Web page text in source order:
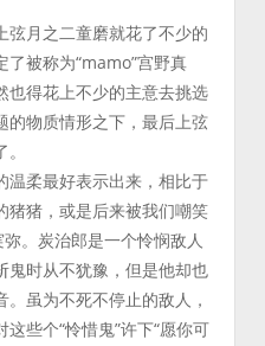
弦月之二童磨就花了不少的
了被称为“mamo”宫野真
也得花上不少的主意去挑选
的物质情形之下，最后上弦
温柔最好表示出来，相比于
猪猪，或是后来被我们嘲笑
。炭治郎是一个怜悯敌人
鬼时从不犹豫，但是他却也
虽为不死不停止的敌人，
些个“怜惜鬼”许下“愿你可